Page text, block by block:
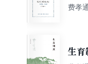
（合
费孝通
生育